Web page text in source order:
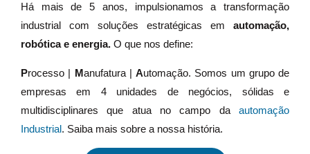
Há mais de 5 anos, impulsionamos a transformação
industrial com soluções estratégicas em automação,
robótica e energia. O que nos define:
Processo | Manufatura | Automação. Somos um grupo de
empresas em 4 unidades de negócios, sólidas e
multidisciplinares que atua no campo da automação
Industrial. Saiba mais sobre a nossa história.